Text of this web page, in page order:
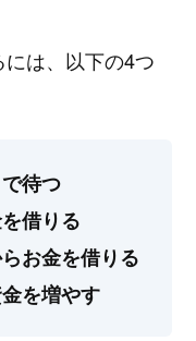
は、以下の4つ
待つ
借りる
お金を借りる
を増やす